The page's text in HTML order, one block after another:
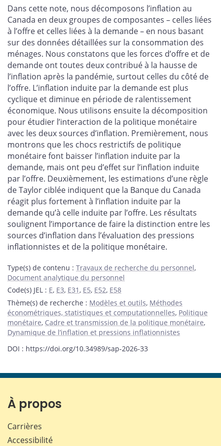
Facebook
X
LinkedIncourriel
Dans cette note, nous décomposons l’inflation au
Canada en deux groupes de composantes – celles liées
à l’offre et celles liées à la demande – en nous basant
sur des données détaillées sur la consommation des
ménages. Nous constatons que les forces d’offre et de
demande ont toutes deux contribué à la hausse de
l’inflation après la pandémie, surtout celles du côté de
l’offre. L’inflation induite par la demande est plus
cyclique et diminue en période de ralentissement
économique. Nous utilisons ensuite la décomposition
pour étudier l’interaction de la politique monétaire
avec les deux sources d’inflation. Premièrement, nous
montrons que les chocs restrictifs de politique
monétaire font baisser l’inflation induite par la
demande, mais ont peu d’effet sur l’inflation induite
par l’offre. Deuxièmement, les estimations d’une règle
de Taylor ciblée indiquent que la Banque du Canada
réagit plus fortement à l’inflation induite par la
demande qu’à celle induite par l’offre. Les résultats
soulignent l’importance de faire la distinction entre les
sources d’inflation dans l’évaluation des pressions
inflationnistes et de la politique monétaire.
Type(s) de contenu : Travaux de recherche du personnel,
Document analytique du personnel
Code(s) JEL : E, E3, E31, E5, E52, E58
Thème(s) de recherche : Modèles et outils, Méthodes
économétriques, statistiques et computationnelles, Politique
monétaire, Cadre et transmission de la politique monétaire,
Dynamique de l’inflation et pressions inflationnistes
DOI : https://doi.org/10.34989/sap-2026-33
À propos
Carrières
Accessibilité